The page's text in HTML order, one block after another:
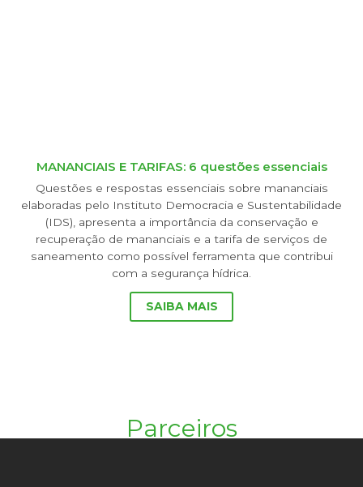
MANANCIAIS E TARIFAS: 6 questões essenciais
Questões e respostas essenciais sobre mananciais
elaboradas pelo Instituto Democracia e Sustentabilidade
(IDS), apresenta a importância da conservação e
recuperação de mananciais e a tarifa de serviços de
saneamento como possível ferramenta que contribui
com a segurança hídrica.
SAIBA MAIS
Parceiros